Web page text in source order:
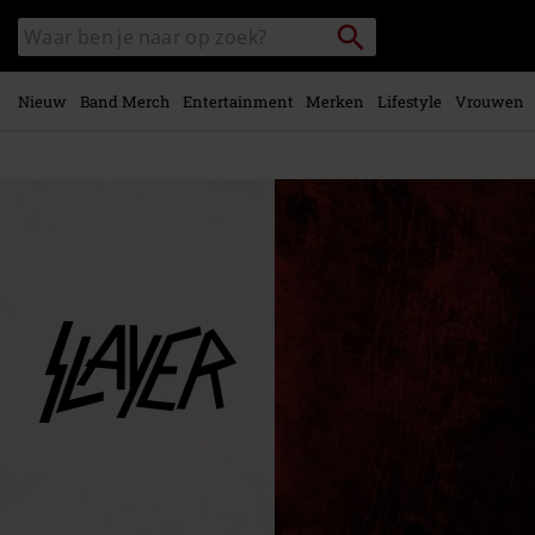
naar
hoofdinhoud
Zoek
in
catalogus
Packstation
zoeken
Nieuw Band Merch Entertainment Merken Lifestyle Vrouwen